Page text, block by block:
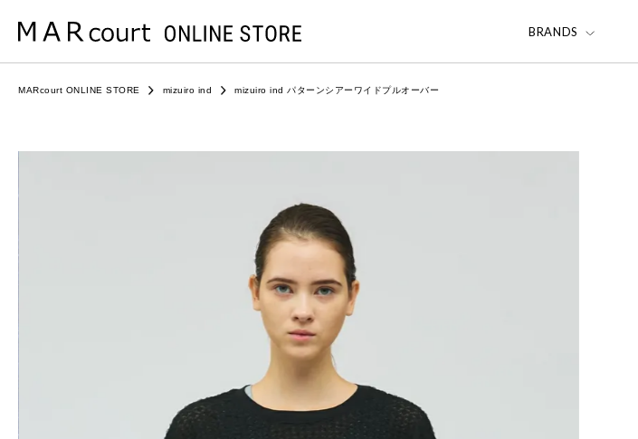
BRANDS
MARcourt ONLINE STORE mizuiro ind mizuiro ind パターンシアーワイドプルオーバー